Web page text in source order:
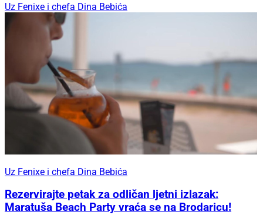
Uz Fenixe i chefa Dina Bebića
Uz Fenixe i chefa Dina Bebića
Rezervirajte petak za odličan ljetni izlazak:
Maratuša Beach Party vraća se na Brodaricu!